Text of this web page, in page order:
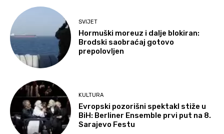
SVIJET
Hormuški moreuz i dalje blokiran:
Brodski saobraćaj gotovo
prepolovljen
KULTURA
Evropski pozorišni spektakl stiže u
BiH: Berliner Ensemble prvi put na 8.
Sarajevo Festu